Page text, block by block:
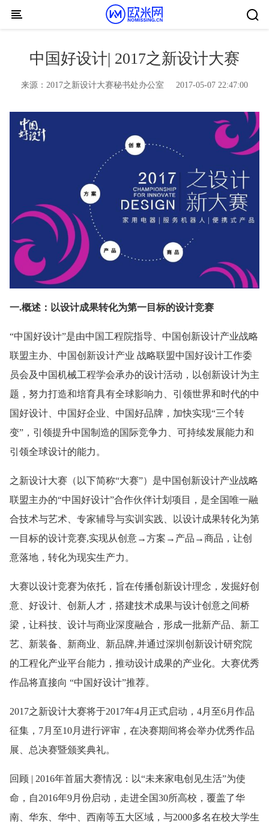
Skip to content
中国好设计| 2017之新设计大赛
来源： 2017之新设计大赛秘书处办公室 2017-05-07 22:47:00
一.概述：以设计成果转化为第一目标的设计竞赛
“中国好设计”是由中国工程院指导、中国创新设计产业战略
联盟主办、中国创新设计产业 战略联盟中国好设计工作委
员会及中国机械工程学会承办的设计活动，以创新设计为主
题，努力打造和培育具有全球影响力、引领世界和时代的中
国好设计、中国好企业、中国好品牌，加快实现“三个转
变”，引领提升中国制造的国际竞争力、可持续发展能力和
引领全球设计的能力。
之新设计大赛（以下简称“大赛”）是中国创新设计产业战略
联盟主办的“中国好设计”合作伙伴计划项目，是全国唯一融
合技术与艺术、专家辅导与实训实践、以设计成果转化为第
一目标的设计竞赛,实现从创意→方案→产品→商品，让创
意落地，转化为现实生产力。
大赛以设计竞赛为依托，旨在传播创新设计理念，发掘好创
意、好设计、创新人才，搭建技术成果与设计创意之间桥
梁，让科技、设计与商业深度融合，形成一批新产品、新工
艺、新装备、新商业、新品牌,并通过深圳创新设计研究院
的工程化产业平台能力，推动设计成果的产业化。大赛优秀
作品将直接向 “中国好设计”推荐。
2017之新设计大赛将于2017年4月正式启动，4月至6月作品
征集，7月至10月进行评审，在决赛期间将会举办优秀作品
展、总决赛暨颁奖典礼。
回顾 | 2016年首届大赛情况：以“未来家电创见生活”为使
命，自2016年9月份启动，走进全国30所高校，覆盖了华
南、华东、华中、西南等五大区域，与2000多名在校大学生